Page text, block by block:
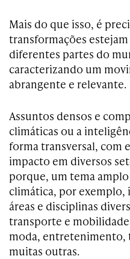
Mais do que isso, é
transformações
diferentes partes do
caracterizando um
abrangente e relevante.
Assuntos densos e
climáticas ou a
forma transversal, com
impacto em diversos
porque, um tema
climática, por
áreas e disciplinas
transporte e
moda, entretenimento,
muitas outras.